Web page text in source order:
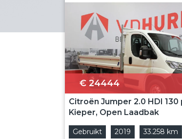
€ 24444
Citroën Jumper 2.0 HDI 130
Kieper, Open Laadbak
Gebruikt 2019 33.258 km